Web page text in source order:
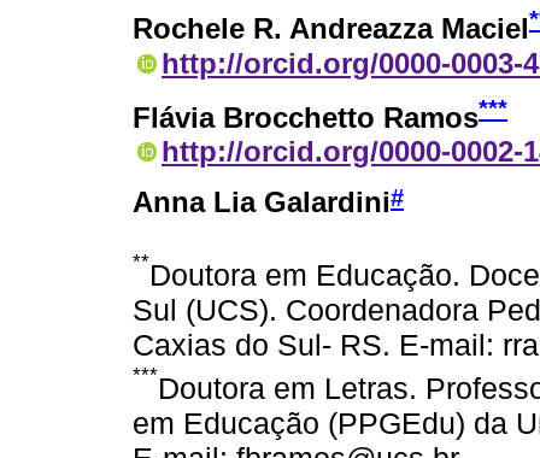
Rochele R. Andreazza Maciel
http://orcid.org/0000-0003-
Flávia Brocchetto Ramos***
http://orcid.org/0000-0002-
Anna Lia Galardini#
**Doutora em Educação.
Sul (UCS). Coordenadora
Caxias do Sul- RS. E-mail:
***Doutora em Letras.
em Educação (PPGEdu) da